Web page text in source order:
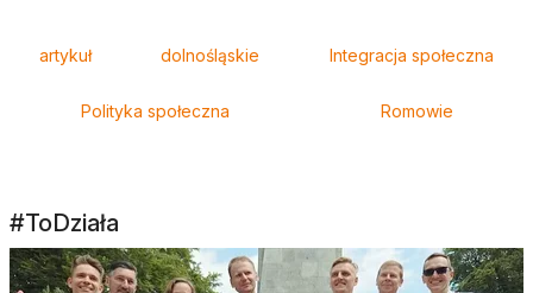
artykuł dolnośląskie Integracja społeczna
Polityka społeczna Romowie
#ToDziała